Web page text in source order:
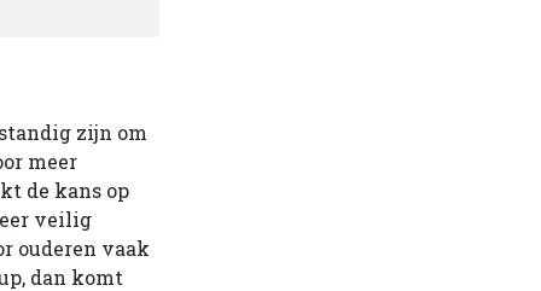
zijn om
meer
de kans op
veilig
ouderen vaak
dan komt